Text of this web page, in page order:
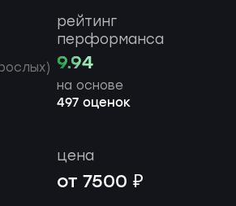
рейтинг
перформанса
9.94
на основе
497 оценок
цена
от 7500 ₽